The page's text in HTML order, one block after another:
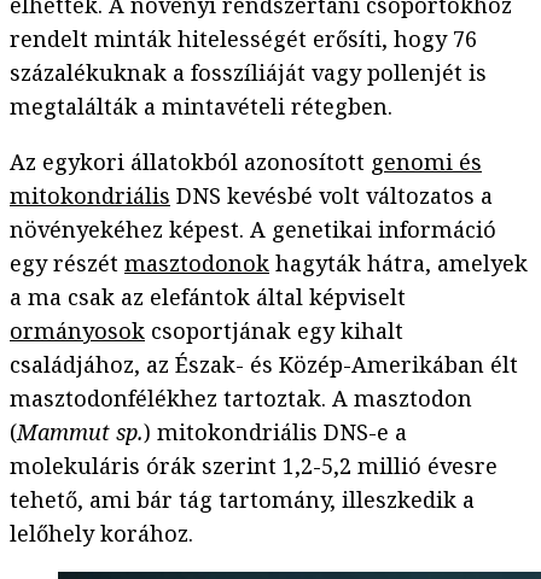
rendelt minták hitelességét erősíti, hogy 76
százalékuknak a fosszíliáját vagy pollenjét is
megtalálták a mintavételi rétegben.
Az egykori állatokból azonosított genomi és
mitokondriális DNS kevésbé volt változatos a
növényekéhez képest. A genetikai információ
egy részét masztodonok hagyták hátra, amelyek
a ma csak az elefántok által képviselt
ormányosok csoportjának egy kihalt
családjához, az Észak- és Közép-Amerikában élt
masztodonfélékhez tartoztak. A masztodon
(Mammut sp.) mitokondriális DNS-e a
molekuláris órák szerint 1,2-5,2 millió évesre
tehető, ami bár tág tartomány, illeszkedik a
lelőhely korához.